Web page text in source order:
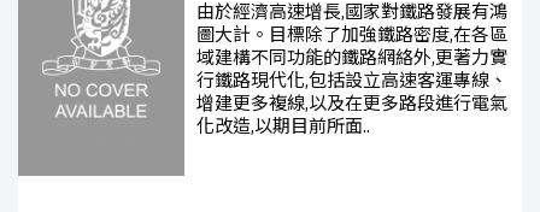
由於經濟高速增長,國家對鐵路發展有鴻
圖大計。目標除了加強鐵路密度,在各區
域建構不同功能的鐵路網絡外,更著力實
行鐵路現代化,包括設立高速客運專線、
增建更多複線,以及在更多路段進行電氣
化改造,以期目前所面..